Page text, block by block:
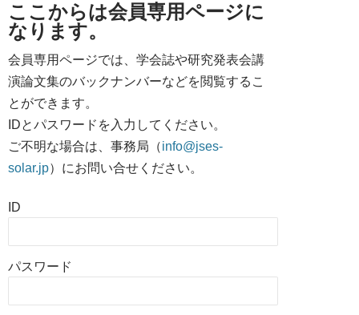
ここからは会員専用ページに
なります。
会員専用ページでは、学会誌や研究発表会講
演論文集のバックナンバーなどを閲覧するこ
とができます。
IDとパスワードを入力してください。
ご不明な場合は、事務局（info@jses-
solar.jp）にお問い合せください。
ID
パスワード